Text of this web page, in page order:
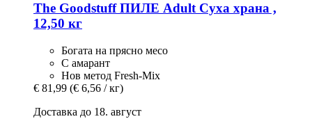
The GoodstuffПИЛЕ Adult Суха храна ,
12,50 кг
Богата на прясно месо
С амарант
Нов метод Fresh-Mix
€ 81,99 (€ 6,56 / кг)
Доставка до 18. август